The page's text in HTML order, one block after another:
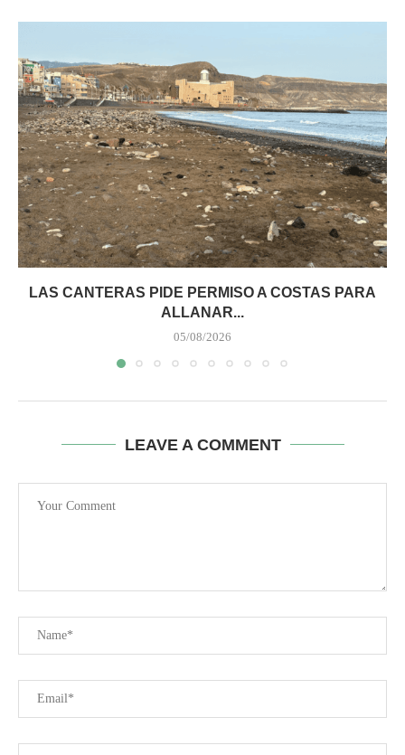
LAS CANTERAS PIDE PERMISO A COSTAS PARA
ALLANAR...
05/08/2026
LEAVE A COMMENT